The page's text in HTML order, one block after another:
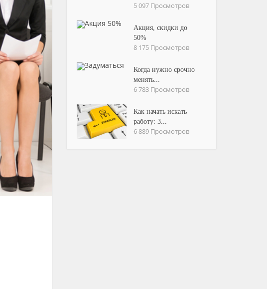
5 097 Просмотров
Акция, скидки до
50%
8 175 Просмотров
Когда нужно срочно
менять...
6 783 Просмотров
Как начать искать
работу: 3...
6 889 Просмотров